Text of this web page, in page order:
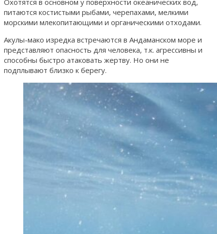
Охотятся в основном у поверхности океанических вод,
питаются костистыми рыбами, черепахами, мелкими
морскими млекопитающими и органическими отходами.
Акулы-мако изредка встречаются в Андаманском море и
представляют опасность для человека, т.к. агрессивны и
способны быстро атаковать жертву. Но они не
подплывают близко к берегу.